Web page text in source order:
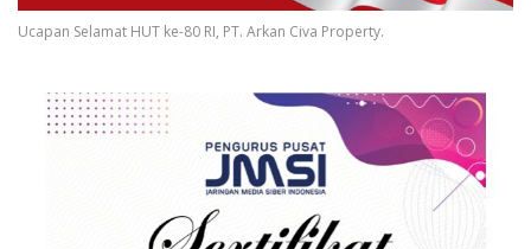
Ucapan Selamat HUT ke-80 RI, PT. Arkan Civa Property.